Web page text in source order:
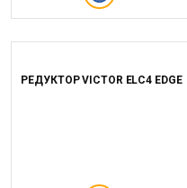
РЕДУКТОР VICTOR ELC4 EDGE